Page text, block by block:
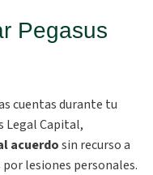
Pegasus
cuentas durante tu
Legal Capital,
acuerdosin recurso a
lesiones personales.